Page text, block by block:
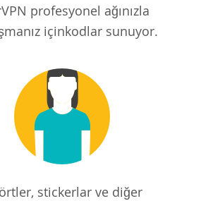
profesyonel ağınızla
içinkodlar sunuyor.
stickerlar ve diğer